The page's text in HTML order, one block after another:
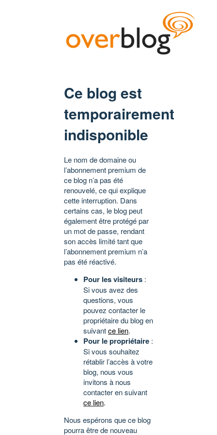
Ce blog est
temporairement
indisponible
Le nom de domaine ou
l’abonnement premium de
ce blog n’a pas été
renouvelé, ce qui explique
cette interruption. Dans
certains cas, le blog peut
également être protégé par
un mot de passe, rendant
son accès limité tant que
l’abonnement premium n’a
pas été réactivé.
Pour les visiteurs :
Si vous avez des
questions, vous
pouvez contacter le
propriétaire du blog en
suivantce lien.
Pour le propriétaire :
Si vous souhaitez
rétablir l’accès à votre
blog, nous vous
invitons à nous
contacter en suivant
ce lien.
Nous espérons que ce blog
pourra être de nouveau